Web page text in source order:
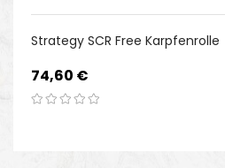
Strategy SCR Free Karpfenrolle
Preis
74,60 €